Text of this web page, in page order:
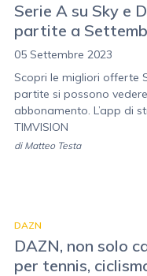
Serie A su Sky e
partite a
05 Settembre 2023
Scopri le migliori offerte
partite si possono
abbonamento. L’app di
TIMVISION
di Matteo Testa
DAZN
DAZN, non solo
per tennis,